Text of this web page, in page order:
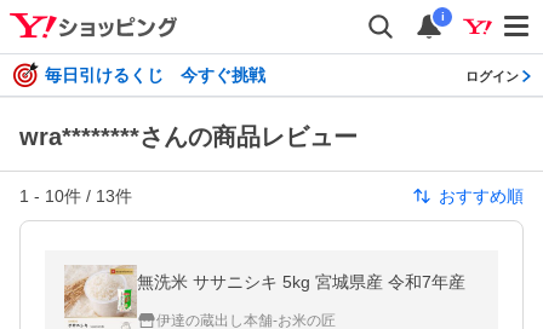
i
毎日引けるくじ 今すぐ挑戦 ログイン
wra********さんの商品レビュー
1 - 10件 / 13件 おすすめ順
無洗米 ササニシキ 5kg 宮城県産 令和7年産
伊達の蔵出し本舗-お米の匠